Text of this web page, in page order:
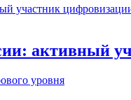
активный